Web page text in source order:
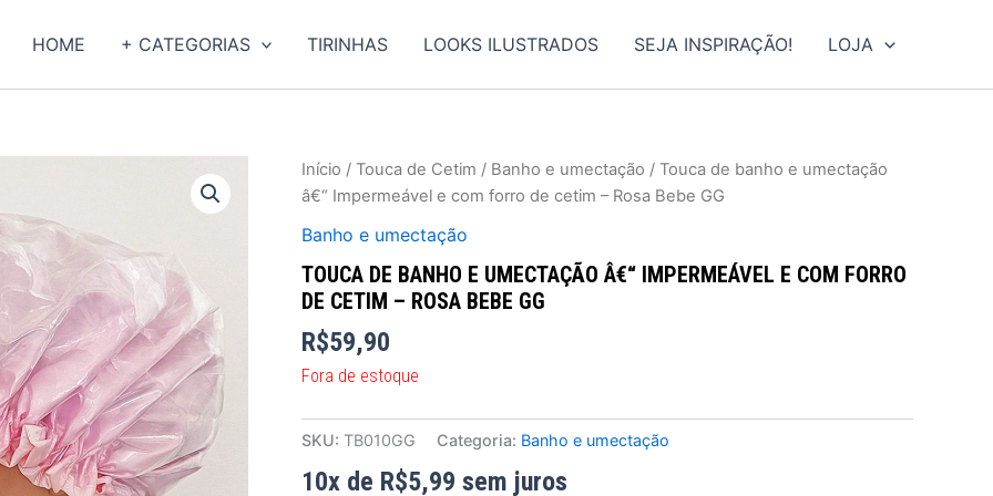
HOME + CATEGORIAS TIRINHAS LOOKS ILUSTRADOS SEJA INSPIRAÇÃO! LOJA
Início / Touca de Cetim / Banho e umectação / Touca de banho e umectação
â€“ Impermeável e com forro de cetim – Rosa Bebe GG
Banho e umectação
TOUCA DE BANHO E UMECTAÇÃO Â€“ IMPERMEÁVEL E COM FORRO
DE CETIM – ROSA BEBE GG
R$59,90
Fora de estoque
SKU: TB010GG Categoria: Banho e umectação
10x de R$5,99 sem juros